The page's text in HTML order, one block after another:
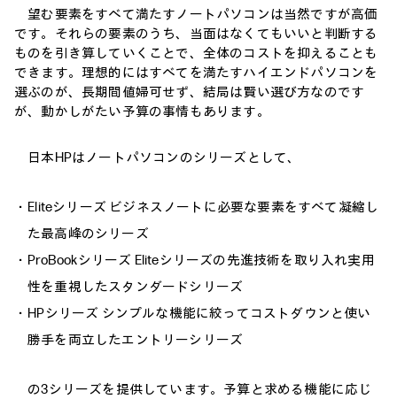
望む要素をすべて満たすノートパソコンは当然ですが高価
です。それらの要素のうち、当面はなくてもいいと判断する
ものを引き算していくことで、全体のコストを抑えることも
できます。理想的にはすべてを満たすハイエンドパソコンを
選ぶのが、長期間値婦可せず、結局は賢い選び方なのです
が、動かしがたい予算の事情もあります。
日本HPはノートパソコンのシリーズとして、
・Eliteシリーズ ビジネスノートに必要な要素をすべて凝縮し
た最高峰のシリーズ
・ProBookシリーズ Eliteシリーズの先進技術を取り入れ実用
性を重視したスタンダードシリーズ
・HPシリーズ シンプルな機能に絞ってコストダウンと使い
勝手を両立したエントリーシリーズ
の3シリーズを提供しています。予算と求める機能に応じ